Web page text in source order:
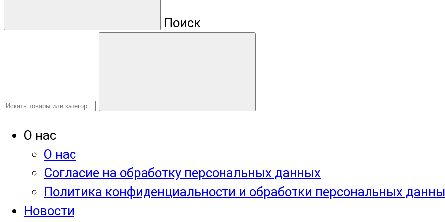
Поиск
О нас
О нас
Согласие на обработку персональных данных
Политика конфиденциальности и обработки персональных
Новости